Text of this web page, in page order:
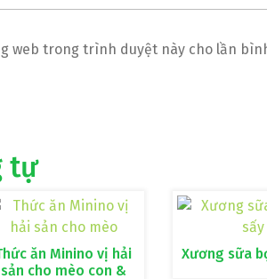
web trong trình duyệt này cho lần
tự
ăn Minino vị hải
sản cho mèo con &
Xương sữa